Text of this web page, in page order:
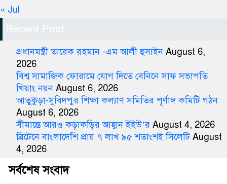
« Jul
Recent Post
প্রধানমন্ত্রী তারেক রহমান -এম আলী হুসাইন August 6,
2026
বিশ্ব সামাজিক ফোরামে যোগ দিতে বেনিনে সাফ সভাপতি
খিয়াং নয়ন August 6, 2026
আতুকুড়া-সুবিদপুর শিক্ষা কল্যাণ সমিতির পূর্ণাঙ্গ কমিটি গঠন
August 6, 2026
সীমান্তে আরও কড়াকড়ির আহ্বান ইইউ’র August 4, 2026
ব্রিটেনে বাংলাদেশি প্রায় ৭ লাখ ৯৫ শতাংশই সিলেটি August
4, 2026
সর্বশেষ সংবাদ